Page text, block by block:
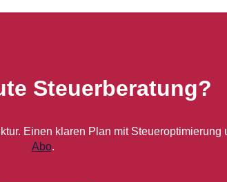
Steuerberatung?
Einen klaren Plan mit
Abo.